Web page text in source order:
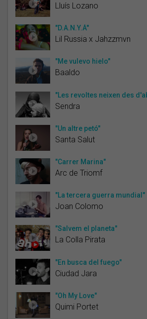
Lluís Lozano
"D.A.N.Y.Á"
Lil Russia x Jahzzmvn
"Me vulevo hielo"
Baaldo
"Les revoltes neixen des
Sendra
"Un altre petó"
Santa Salut
"Carrer Marina"
Arc de Triomf
"La tercera guerra mundial"
Joan Colomo
"Salvem el planeta"
La Colla Pirata
"En busca del fuego"
Ciudad Jara
"Oh My Love"
Quimi Portet